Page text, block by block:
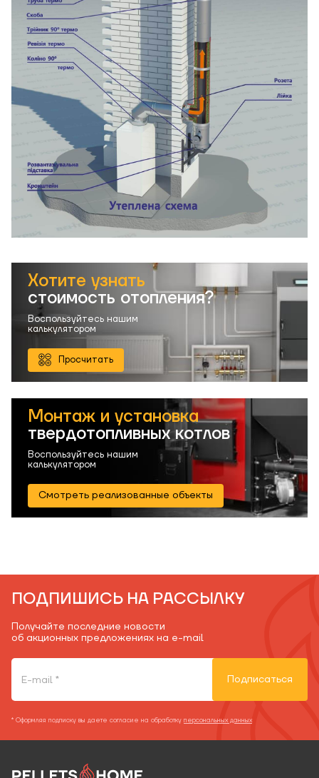
Хотите узнать
стоимость отопления?
Воспользуйтесь нашим
калькулятором
Просчитать
Монтаж и установка
твердотопливных котлов
Воспользуйтесь нашим
калькулятором
Смотреть реализованные объекты
ПОДПИШИСЬ НА РАССЫЛКУ
Получайте последние новости
об акционных предложениях на e-mail
Подписаться
* Оформляя подписку вы даете согласие на обработку персональных данных